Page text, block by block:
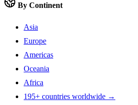
By Continent
Asia
Europe
Americas
Oceania
Africa
195+ countries worldwide →